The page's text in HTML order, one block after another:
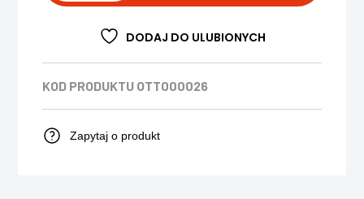
DODAJ DO ULUBIONYCH
KOD PRODUKTU OTT000026
Zapytaj o produkt